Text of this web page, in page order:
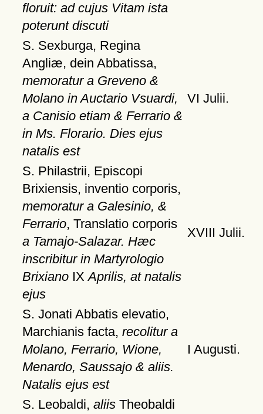
floruit: ad cujus Vitam ista
poterunt discuti
S. Sexburga, Regina
Angliæ, dein Abbatissa,
memoratur a Greveno &
Molano in Auctario Vsuardi,
a Canisio etiam & Ferrario &
in Ms. Florario. Dies ejus
natalis est
VI Julii.
S. Philastrii, Episcopi
Brixiensis, inventio corporis,
memoratur a Galesinio, &
Ferrario, Translatio corporis
a Tamajo-Salazar. Hæc
inscribitur in Martyrologio
BrixianoIXAprilis, at natalis
ejus
XVIII Julii.
S. Jonati Abbatis elevatio,
Marchianis facta, recolitur a
Molano, Ferrario, Wione,
Menardo, Saussajo & aliis.
Natalis ejus est
I Augusti.
S. Leobaldi, aliisTheobaldi